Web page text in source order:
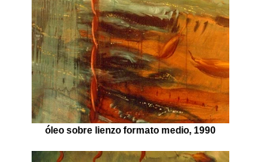
óleo sobre lienzo formato medio, 1990